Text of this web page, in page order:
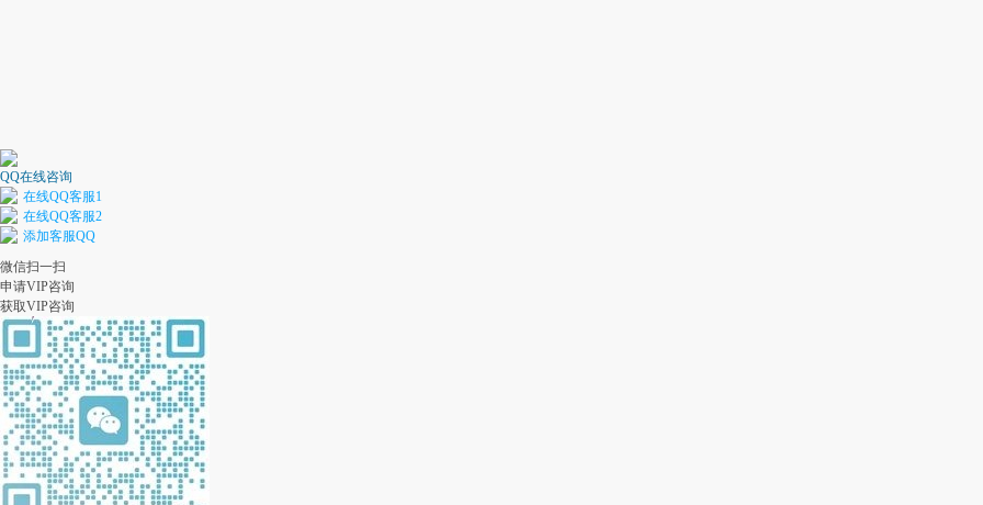
QQ在线咨询
在线QQ客服1
在线QQ客服2
添加客服QQ
微信扫一扫
申请VIP咨询
获取VIP咨询